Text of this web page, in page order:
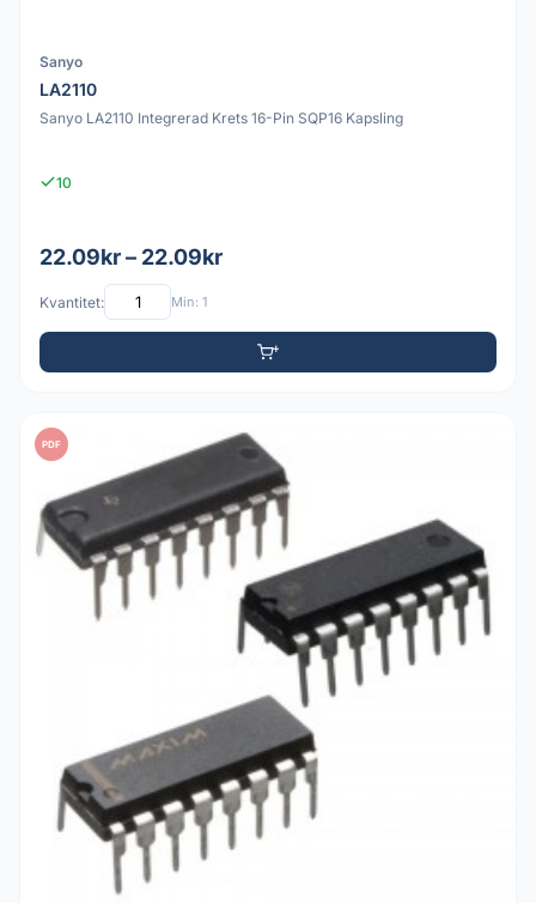
Sanyo
LA2110
Sanyo LA2110 Integrerad Krets 16-Pin SQP16 Kapsling
10
22.09kr – 22.09kr
Kvantitet: Min: 1
PDF